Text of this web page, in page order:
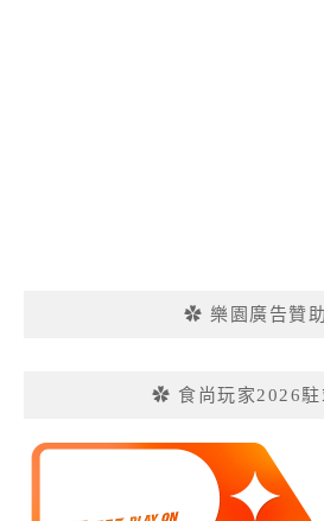
✿ 樂園廣告贊
✿ 食尚玩家2026駐